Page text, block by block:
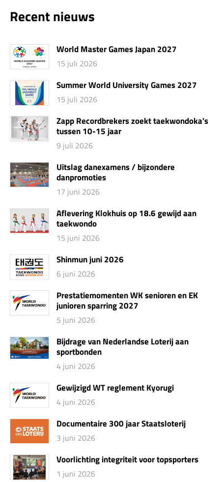
Recent nieuws
World Master Games Japan 2027
15 juli 2026
Summer World University Games 2027
15 juli 2026
Zapp Recordbrekers zoekt taekwondoka’s
tussen 10-15 jaar
9 juli 2026
Uitslag danexamens / bijzondere
danpromoties
17 juni 2026
Aflevering Klokhuis op 18.6 gewijd aan
taekwondo
15 juni 2026
Shinmun juni 2026
6 juni 2026
Prestatiemomenten WK senioren en EK
junioren sparring 2027
5 juni 2026
Bijdrage van Nederlandse Loterij aan
sportbonden
4 juni 2026
Gewijzigd WT reglement Kyorugi
4 juni 2026
Documentaire 300 jaar Staatsloterij
3 juni 2026
Voorlichting integriteit voor topsporters
1 juni 2026